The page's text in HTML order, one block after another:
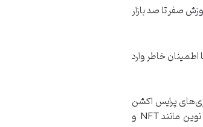
صفر تا صد بازار
اطمینان خاطر وارد
پرایس اکشن
پیشرفته، مدیریت سرمایه و ریسک‌های بازار، روانشناسی ترید، آشنایی با کیف پول‌ها و صرافی‌های معتبر، و مفاهیم نوین مانند NFT و